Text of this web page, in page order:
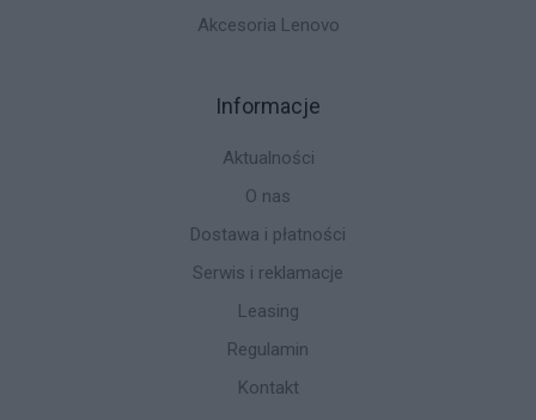
Akcesoria Lenovo
Informacje
Aktualności
O nas
Dostawa i płatności
Serwis i reklamacje
Leasing
Regulamin
Kontakt